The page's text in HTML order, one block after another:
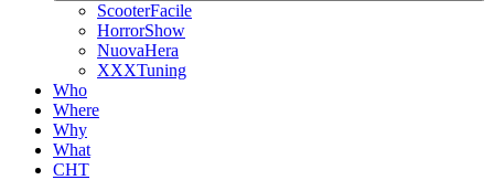
ScooterFacile
HorrorShow
NuovaHera
XXXTuning
Who
Where
Why
What
CHT